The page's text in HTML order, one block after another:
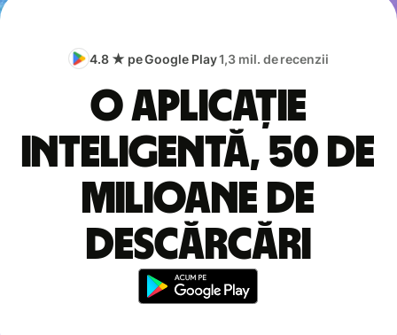
4.8 ★ pe Google Play1,3 mil. de recenzii
O aplicație
inteligentă, 50 de
milioane de
descărcări